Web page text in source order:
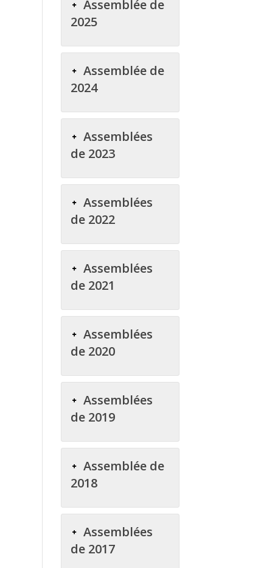
Assemblée de
2025
Assemblée de
2024
Assemblées
de 2023
Assemblées
de 2022
Assemblées
de 2021
Assemblées
de 2020
Assemblées
de 2019
Assemblée de
2018
Assemblées
de 2017